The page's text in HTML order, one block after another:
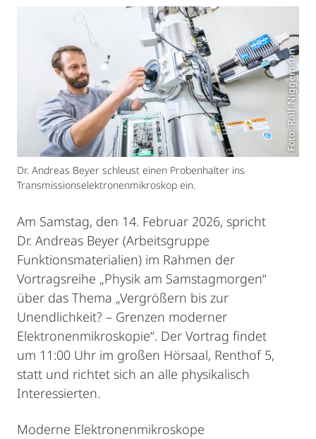
Foto: Ralf Niggemann
Dr. Andreas Beyer schleust einen Probenhalter ins
Transmissionselektronenmikroskop ein.
Am Samstag, den 14. Februar 2026, spricht
Dr. Andreas Beyer (Arbeitsgruppe
Funktionsmaterialien) im Rahmen der
Vortragsreihe „Physik am Samstagmorgen“
über das Thema „Vergrößern bis zur
Unendlichkeit? – Grenzen moderner
Elektronenmikroskopie“. Der Vortrag findet
um 11:00 Uhr im großen Hörsaal, Renthof 5,
statt und richtet sich an alle physikalisch
Interessierten.
Moderne Elektronenmikroskope